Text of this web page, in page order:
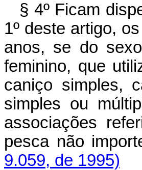
§ 4º Ficam
1º deste artigo,
anos, se do
feminino, que
caniço simples,
simples ou
associações
pesca não
9.059, de 1995)